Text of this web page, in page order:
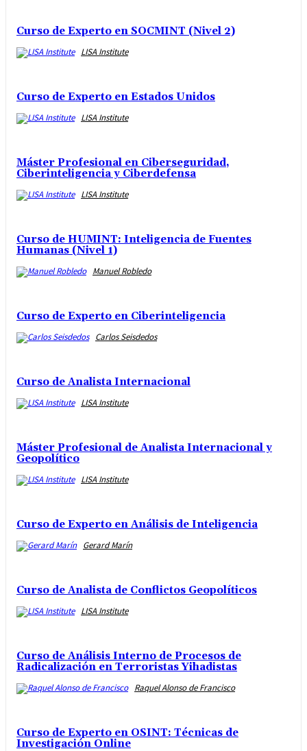
Curso de Experto en SOCMINT (Nivel 2)
LISA Institute
Curso de Experto en Estados Unidos
LISA Institute
Máster Profesional en Ciberseguridad,
Ciberinteligencia y Ciberdefensa
LISA Institute
Curso de HUMINT: Inteligencia de Fuentes
Humanas (Nivel 1)
Manuel Robledo
Curso de Experto en Ciberinteligencia
Carlos Seisdedos
Curso de Analista Internacional
LISA Institute
Máster Profesional de Analista Internacional y
Geopolítico
LISA Institute
Curso de Experto en Análisis de Inteligencia
Gerard Marín
Curso de Analista de Conflictos Geopolíticos
LISA Institute
Curso de Análisis Interno de Procesos de
Radicalización en Terroristas Yihadistas
Raquel Alonso de Francisco
Curso de Experto en OSINT: Técnicas de
Investigación Online